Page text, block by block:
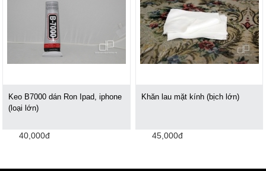
Keo B7000 dán Ron Ipad, iphone
(loại lớn)
40,000đ
Khăn lau mặt kính (bịch lớn)
45,000đ